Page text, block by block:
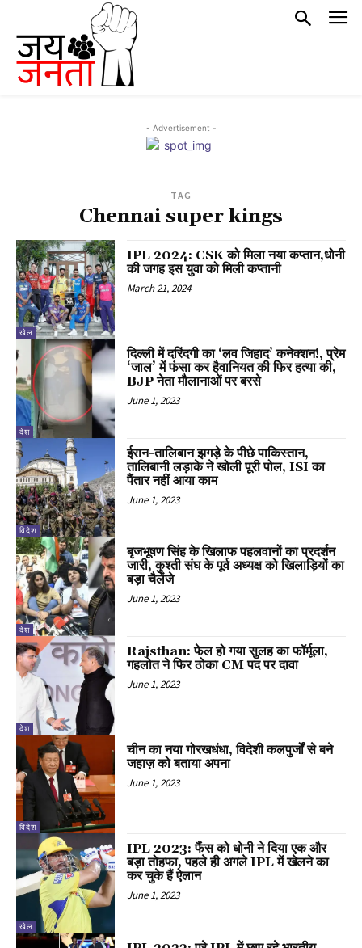
- Advertisement -
TAG
Chennai super kings
खेल
IPL 2024: CSK को मिला नया कप्तान,धोनी
की जगह इस युवा को मिली कप्तानी
March 21, 2024
देश
दिल्ली में दरिंदगी का ‘लव जिहाद’ कनेक्शन!, प्रेम
‘जाल’ में फंसा कर हैवानियत की फिर हत्या की,
BJP नेता मौलानाओं पर बरसे
June 1, 2023
विदेश
ईरान-तालिबान झगड़े के पीछे पाकिस्तान,
तालिबानी लड़ाके ने खोली पूरी पोल, ISI का
पैंतार नहीं आया काम
June 1, 2023
देश
बृजभूषण सिंह के खिलाफ पहलवानों का प्रदर्शन
जारी, कुश्ती संघ के पूर्व अध्यक्ष को खिलाड़ियों का
बड़ा चैलेंजे
June 1, 2023
देश
Rajsthan: फेल हो गया सुलह का फॉर्मूला,
गहलोत ने फिर ठोका CM पद पर दावा
June 1, 2023
विदेश
चीन का नया गोरखधंधा, विदेशी कलपुर्जों से बने
जहाज़ को बताया अपना
June 1, 2023
खेल
IPL 2023: फैंस को धोनी ने दिया एक और
बड़ा तोहफा, पहले ही अगले IPL में खेलने का
कर चुके हैं ऐलान
June 1, 2023